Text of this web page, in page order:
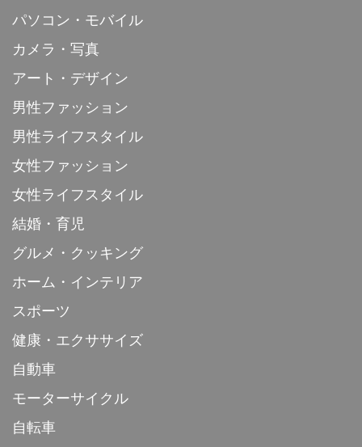
パソコン・モバイル
カメラ・写真
アート・デザイン
男性ファッション
男性ライフスタイル
女性ファッション
女性ライフスタイル
結婚・育児
グルメ・クッキング
ホーム・インテリア
スポーツ
健康・エクササイズ
自動車
モーターサイクル
自転車